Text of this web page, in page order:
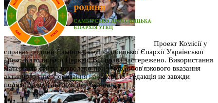
Проект Комісії у
справах родини Самбірсько-Дрогобицької Єпархії Української
Греко-Католицької Церкви. Всі права застережено. Використання
матеріалів сайту дозволено при умові обов'язкового вказання
активного гіперпосилання на джерело. Редакція не завжди
поділяє думку авторів публікацій.